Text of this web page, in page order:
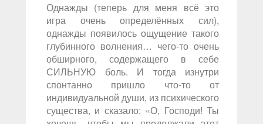
Однажды (теперь для меня всё это
игра очень определённых сил),
однажды появилось ощущение такого
глубинного волнения… чего-то очень
обширного, содержащего в себе
СИЛЬНУЮ боль. И тогда изнутри
спонтанно пришло что-то от
индивидуальной души, из психического
существа, и сказало: «О, Господи! Ты